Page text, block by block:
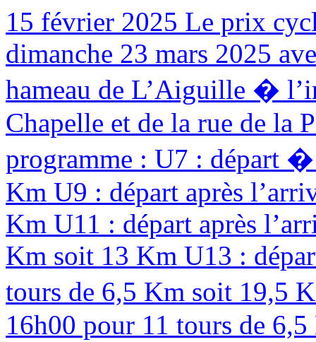
15 février 2025 Le prix
dimanche 23 mars 2025
hameau de L’Aiguille �
Chapelle et de la rue de la
programme : U7 : départ
Km U9 : départ après
Km U11 : départ après
Km soit 13 Km U13 :
tours de 6,5 Km soit 19,5
16h00 pour 11 tours de